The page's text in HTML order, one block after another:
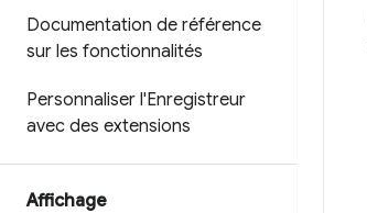
Documentation de référence
sur les fonctionnalités
Personnaliser l'Enregistreur
avec des extensions
Affichage